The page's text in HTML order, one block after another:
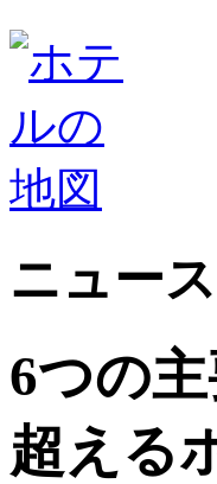
ニュース
6つの
超える